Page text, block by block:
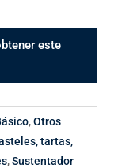
este
,Otros
tartas,
,Sustentador